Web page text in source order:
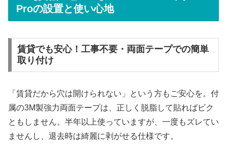
Proの設置と使い心地
賃貸でも安心！工事不要・両面テープでの簡単
取り付け
「賃貸だから穴は開けられない」という方もご安心を。付
属の3M製強力両面テープは、正しく脱脂して貼ればビク
ともしません。半年以上使っていますが、一度もズレてい
ませんし、退去時は綺麗に剥がせる仕様です。